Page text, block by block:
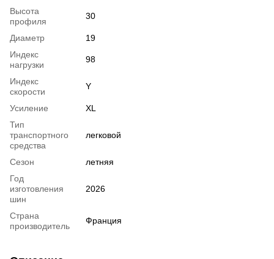
Высота
профиля
30
Диаметр
19
Индекс
нагрузки
98
Индекс
скорости
Y
Усиление
XL
Тип
транспортного
средства
легковой
Сезон
летняя
Год
изготовления
шин
2026
Страна
производитель
Франция